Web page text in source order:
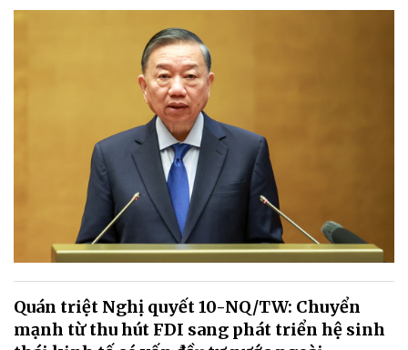
Quán triệt Nghị quyết 10-NQ/TW: Chuyển
mạnh từ thu hút FDI sang phát triển hệ sinh